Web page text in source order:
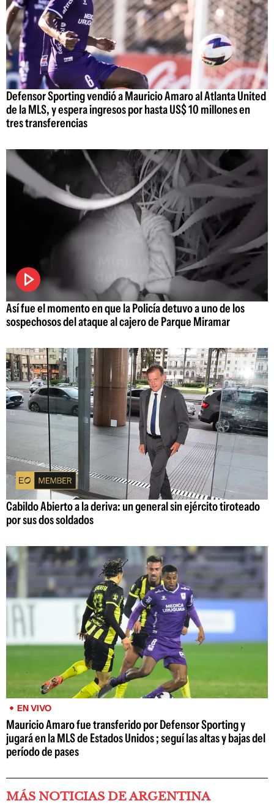
Defensor Sporting vendió a Mauricio Amaro al Atlanta United
de la MLS, y espera ingresos por hasta US$ 10 millones en
tres transferencias
Así fue el momento en que la Policía detuvo a uno de los
sospechosos del ataque al cajero de Parque Miramar
Cabildo Abierto a la deriva: un general sin ejército tiroteado
por sus dos soldados
EN VIVO
Mauricio Amaro fue transferido por Defensor Sporting y
jugará en la MLS de Estados Unidos ; seguí las altas y bajas del
período de pases
MÁS NOTICIAS DE ARGENTINA